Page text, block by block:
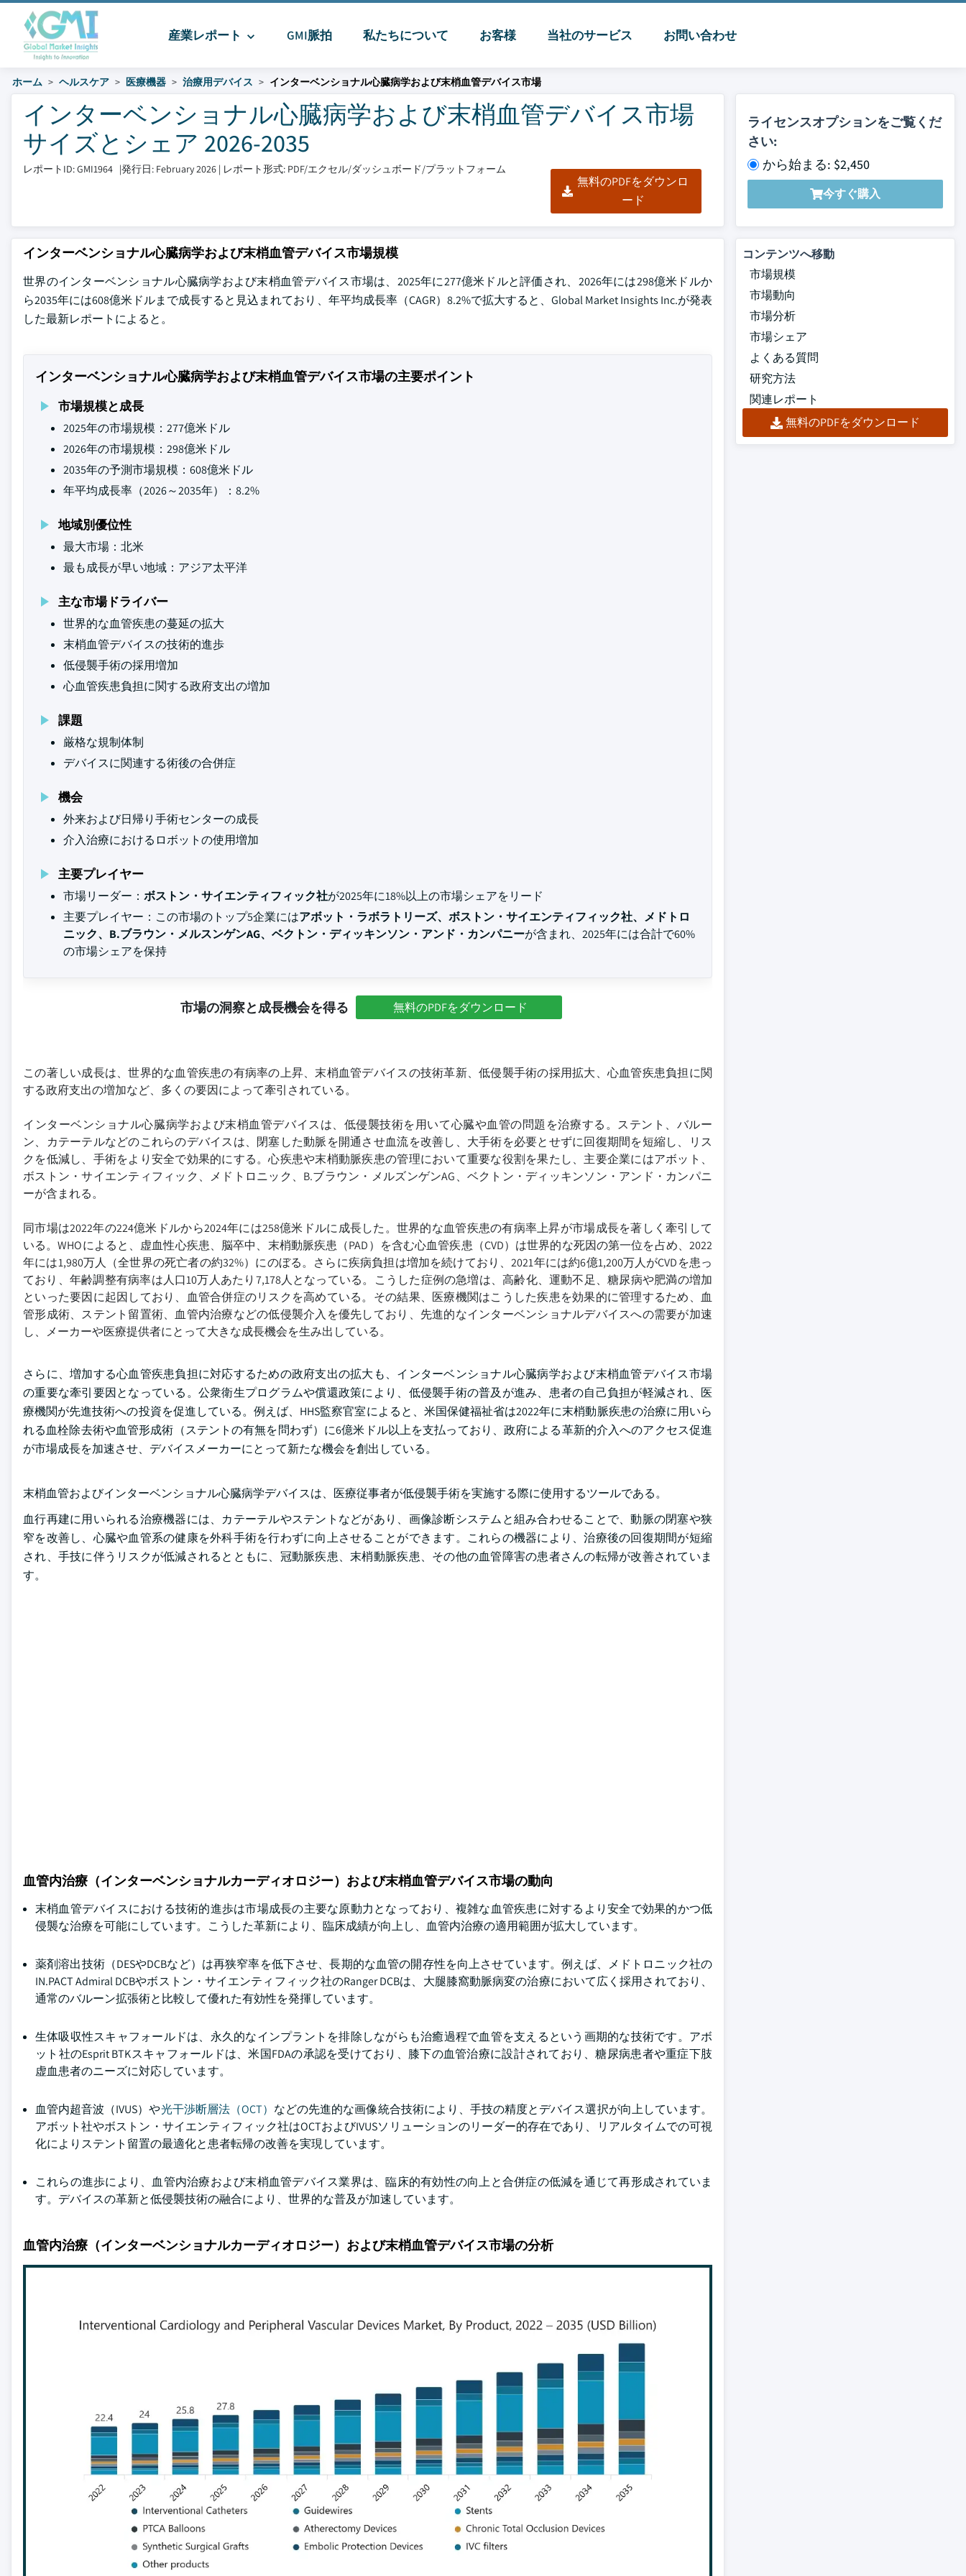
産業レポート GMI脈拍 私たちについて お客様 当社のサービス お問い合わせ
ホーム ヘルスケア 医療機器 治療用デバイス インターベンショナル心臓病学および末梢血管デバイス市場
インターベンショナル心臓病学および末梢血管デバイス市場
サイズとシェア 2026-2035
レポートID: GMI1964 |発行日: February 2026 | レポート形式: PDF/エクセル/ダッシュボード/プラットフォーム
無料のPDFをダウンロ
ード
ライセンスオプションをご覧くだ
さい:
から始まる: $2,450
今すぐ購入
インターベンショナル心臓病学および末梢血管デバイス市場規模
世界のインターベンショナル心臓病学および末梢血管デバイス市場は、2025年に277億米ドルと評価され、2026年には298億米ドルか
ら2035年には608億米ドルまで成長すると見込まれており、年平均成長率（CAGR）8.2%で拡大すると、Global Market Insights Inc.が発表
した最新レポートによると。
インターベンショナル心臓病学および末梢血管デバイス市場の主要ポイント
市場規模と成長
2025年の市場規模：277億米ドル
2026年の市場規模：298億米ドル
2035年の予測市場規模：608億米ドル
年平均成長率（2026～2035年）：8.2%
地域別優位性
最大市場：北米
最も成長が早い地域：アジア太平洋
主な市場ドライバー
世界的な血管疾患の蔓延の拡大
末梢血管デバイスの技術的進歩
低侵襲手術の採用増加
心血管疾患負担に関する政府支出の増加
課題
厳格な規制体制
デバイスに関連する術後の合併症
機会
外来および日帰り手術センターの成長
介入治療におけるロボットの使用増加
主要プレイヤー
市場リーダー： ボストン・サイエンティフィック社が2025年に18%以上の市場シェアをリード
主要プレイヤー：この市場のトップ5企業にはアボット・ラボラトリーズ、ボストン・サイエンティフィック社、メドトロ
ニック、B.ブラウン・メルスンゲンAG、ベクトン・ディッキンソン・アンド・カンパニーが含まれ、2025年には合計で60%
の市場シェアを保持
市場の洞察と成長機会を得る 無料のPDFをダウンロード
この著しい成長は、世界的な血管疾患の有病率の上昇、末梢血管デバイスの技術革新、低侵襲手術の採用拡大、心血管疾患負担に関
する政府支出の増加など、多くの要因によって牽引されている。
インターベンショナル心臓病学および末梢血管デバイスは、低侵襲技術を用いて心臓や血管の問題を治療する。ステント、バルー
ン、カテーテルなどのこれらのデバイスは、閉塞した動脈を開通させ血流を改善し、大手術を必要とせずに回復期間を短縮し、リス
クを低減し、手術をより安全で効果的にする。心疾患や末梢動脈疾患の管理において重要な役割を果たし、主要企業にはアボット、
ボストン・サイエンティフィック、メドトロニック、B.ブラウン・メルズンゲンAG、ベクトン・ディッキンソン・アンド・カンパニ
ーが含まれる。
同市場は2022年の224億米ドルから2024年には258億米ドルに成長した。世界的な血管疾患の有病率上昇が市場成長を著しく牽引して
いる。WHOによると、虚血性心疾患、脳卒中、末梢動脈疾患（PAD）を含む心血管疾患（CVD）は世界的な死因の第一位を占め、2022
年には1,980万人（全世界の死亡者の約32%）にのぼる。さらに疾病負担は増加を続けており、2021年には約6億1,200万人がCVDを患っ
ており、年齢調整有病率は人口10万人あたり7,178人となっている。こうした症例の急増は、高齢化、運動不足、糖尿病や肥満の増加
といった要因に起因しており、血管合併症のリスクを高めている。その結果、医療機関はこうした疾患を効果的に管理するため、血
管形成術、ステント留置術、血管内治療などの低侵襲介入を優先しており、先進的なインターベンショナルデバイスへの需要が加速
し、メーカーや医療提供者にとって大きな成長機会を生み出している。
さらに、増加する心血管疾患負担に対応するための政府支出の拡大も、インターベンショナル心臓病学および末梢血管デバイス市場
の重要な牽引要因となっている。公衆衛生プログラムや償還政策により、低侵襲手術の普及が進み、患者の自己負担が軽減され、医
療機関が先進技術への投資を促進している。例えば、HHS監察官室によると、米国保健福祉省は2022年に末梢動脈疾患の治療に用いら
れる血栓除去術や血管形成術（ステントの有無を問わず）に6億米ドル以上を支払っており、政府による革新的介入へのアクセス促進
が市場成長を加速させ、デバイスメーカーにとって新たな機会を創出している。
末梢血管およびインターベンショナル心臓病学デバイスは、医療従事者が低侵襲手術を実施する際に使用するツールである。
血行再建に用いられる治療機器には、カテーテルやステントなどがあり、画像診断システムと組み合わせることで、動脈の閉塞や狭
窄を改善し、心臓や血管系の健康を外科手術を行わずに向上させることができます。これらの機器により、治療後の回復期間が短縮
され、手技に伴うリスクが低減されるとともに、冠動脈疾患、末梢動脈疾患、その他の血管障害の患者さんの転帰が改善されていま
す。
血管内治療（インターベンショナルカーディオロジー）および末梢血管デバイス市場の動向
末梢血管デバイスにおける技術的進歩は市場成長の主要な原動力となっており、複雑な血管疾患に対するより安全で効果的かつ低
侵襲な治療を可能にしています。こうした革新により、臨床成績が向上し、血管内治療の適用範囲が拡大しています。
薬剤溶出技術（DESやDCBなど）は再狭窄率を低下させ、長期的な血管の開存性を向上させています。例えば、メドトロニック社の
IN.PACT Admiral DCBやボストン・サイエンティフィック社のRanger DCBは、大腿膝窩動脈病変の治療において広く採用されており、
通常のバルーン拡張術と比較して優れた有効性を発揮しています。
生体吸収性スキャフォールドは、永久的なインプラントを排除しながらも治癒過程で血管を支えるという画期的な技術です。アボ
ット社のEsprit BTKスキャフォールドは、米国FDAの承認を受けており、膝下の血管治療に設計されており、糖尿病患者や重症下肢
虚血患者のニーズに対応しています。
血管内超音波（IVUS）や光干渉断層法（OCT） などの先進的な画像統合技術により、手技の精度とデバイス選択が向上しています。
アボット社やボストン・サイエンティフィック社はOCTおよびIVUSソリューションのリーダー的存在であり、リアルタイムでの可視
化によりステント留置の最適化と患者転帰の改善を実現しています。
これらの進歩により、血管内治療および末梢血管デバイス業界は、臨床的有効性の向上と合併症の低減を通じて再形成されていま
す。デバイスの革新と低侵襲技術の融合により、世界的な普及が加速しています。
血管内治療（インターベンショナルカーディオロジー）および末梢血管デバイス市場の分析
コンテンツへ移動
市場規模
市場動向
市場分析
市場シェア
よくある質問
研究方法
関連レポート
無料のPDFをダウンロード